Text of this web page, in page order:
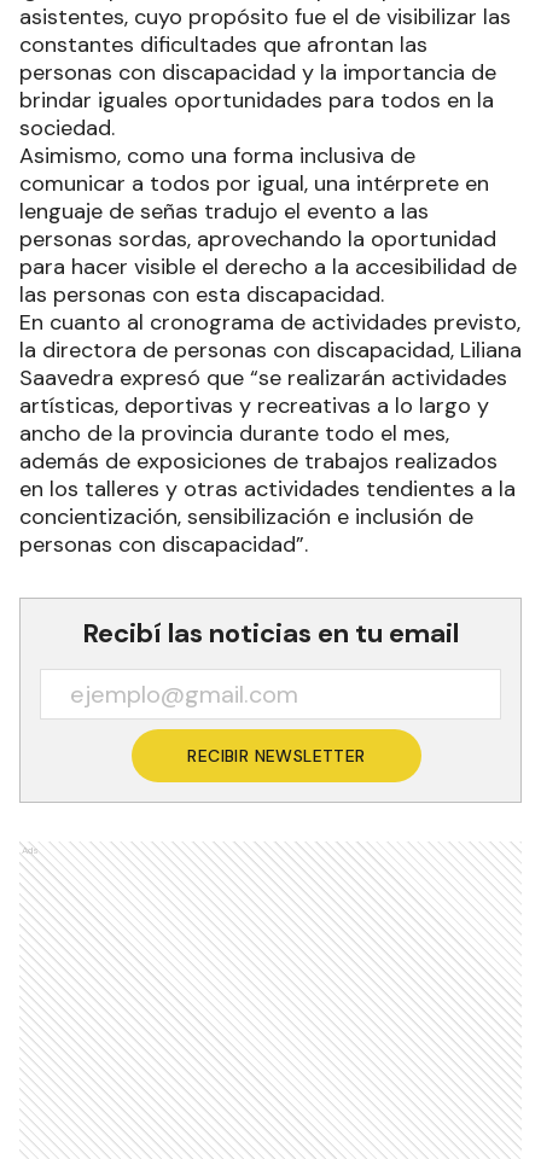
asistentes, cuyo propósito fue el de visibilizar las
constantes dificultades que afrontan las
personas con discapacidad y la importancia de
brindar iguales oportunidades para todos en la
sociedad.
Asimismo, como una forma inclusiva de
comunicar a todos por igual, una intérprete en
lenguaje de señas tradujo el evento a las
personas sordas, aprovechando la oportunidad
para hacer visible el derecho a la accesibilidad de
las personas con esta discapacidad.
En cuanto al cronograma de actividades previsto,
la directora de personas con discapacidad, Liliana
Saavedra expresó que “se realizarán actividades
artísticas, deportivas y recreativas a lo largo y
ancho de la provincia durante todo el mes,
además de exposiciones de trabajos realizados
en los talleres y otras actividades tendientes a la
concientización, sensibilización e inclusión de
personas con discapacidad”.
Recibí las noticias en tu email
RECIBIR NEWSLETTER
Ads